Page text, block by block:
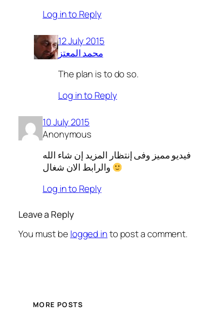
Log in to Reply
12 July 2015
محمد المعتز
The plan is to do so.
Log in to Reply
10 July 2015
Anonymous
فيديو مميز وفى إنتظار المزيد إن شاء الله
Log in to Reply
Leave a Reply
You must be logged into post a comment.
MORE POSTS